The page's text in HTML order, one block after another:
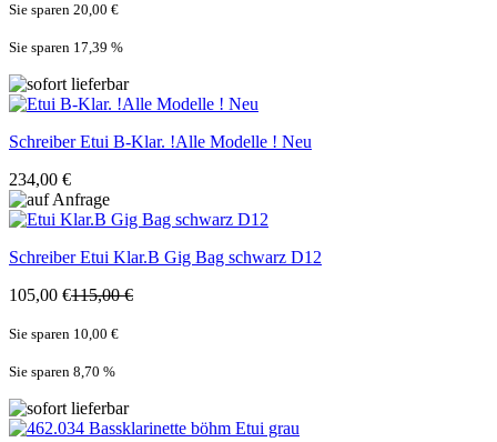
Sie sparen 20,00 €
Sie sparen 17,39 %
SchreiberEtui B-Klar. !Alle Modelle ! Neu
234,00 €
SchreiberEtui Klar.B Gig Bag schwarz D12
105,00 €115,00 €
Sie sparen 10,00 €
Sie sparen 8,70 %